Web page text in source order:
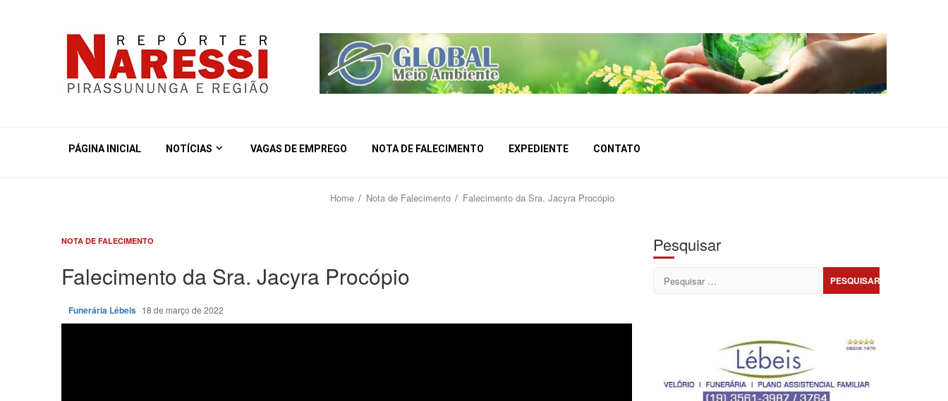
PÁGINA INICIAL NOTÍCIAS VAGAS DE EMPREGO NOTA DE FALECIMENTO EXPEDIENTE CONTATO
Home Nota de Falecimento Falecimento da Sra. Jacyra Procópio
NOTA DE FALECIMENTO
Falecimento da Sra. Jacyra Procópio
Funerária Lébeis 18 de março de 2022
Pesquisar
Pesquisar